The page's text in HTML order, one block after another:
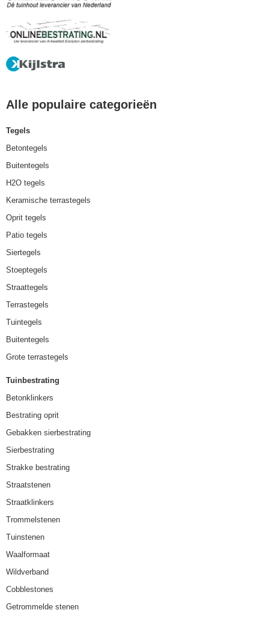
Alle populaire categorieën
Tegels
Betontegels
Buitentegels
H2O tegels
Keramische terrastegels
Oprit tegels
Patio tegels
Siertegels
Stoeptegels
Straattegels
Terrastegels
Tuintegels
Buitentegels
Grote terrastegels
Tuinbestrating
Betonklinkers
Bestrating oprit
Gebakken sierbestrating
Sierbestrating
Strakke bestrating
Straatstenen
Straatklinkers
Trommelstenen
Tuinstenen
Waalformaat
Wildverband
Cobblestones
Getrommelde stenen